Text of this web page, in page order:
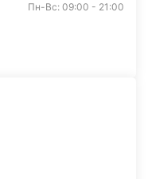
Пн-Вс: 09:00 - 21:00